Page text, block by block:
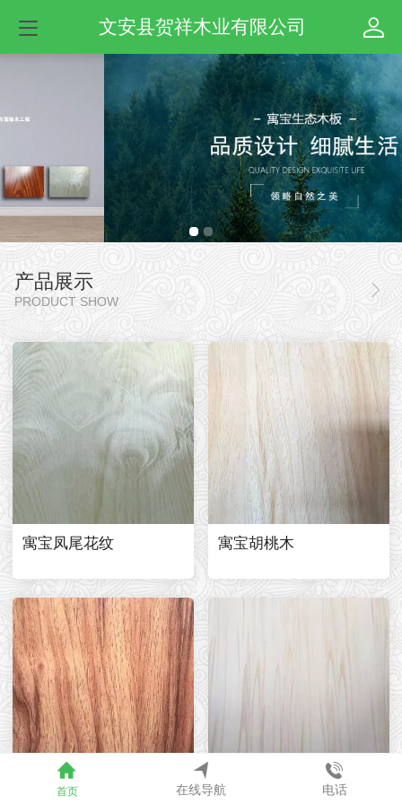
文安县贺祥木业有限公司
产品展示
PRODUCT SHOW
寓宝凤尾花纹 寓宝胡桃木
寓宝麦歌力 寓宝梦里水乡
首页 在线导航 电话